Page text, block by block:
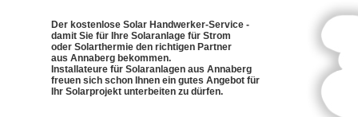
Der kostenlose Solar Handwerker-Service -
damit Sie für Ihre Solaranlage für Strom
oder Solarthermie den richtigen Partner
aus Annaberg bekommen.
Installateure für Solaranlagen aus Annaberg
freuen sich schon Ihnen ein gutes Angebot für
Ihr Solarprojekt unterbeiten zu dürfen.